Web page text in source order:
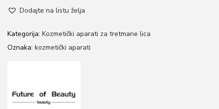
m
e
k
Dodajte na listu želja
Kategorija: Kozmetički aparati za tretmane lica
Oznaka: kozmetički aparati